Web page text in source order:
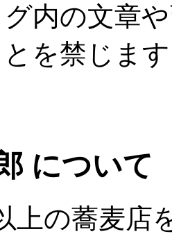
内の文章
を禁じま
について
上の蕎麦店